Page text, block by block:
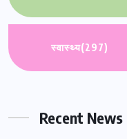
स्वास्थ्य(297)
Recent News